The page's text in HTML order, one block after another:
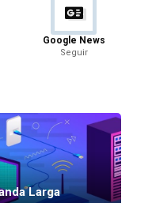
Google News
Seguir
Larga